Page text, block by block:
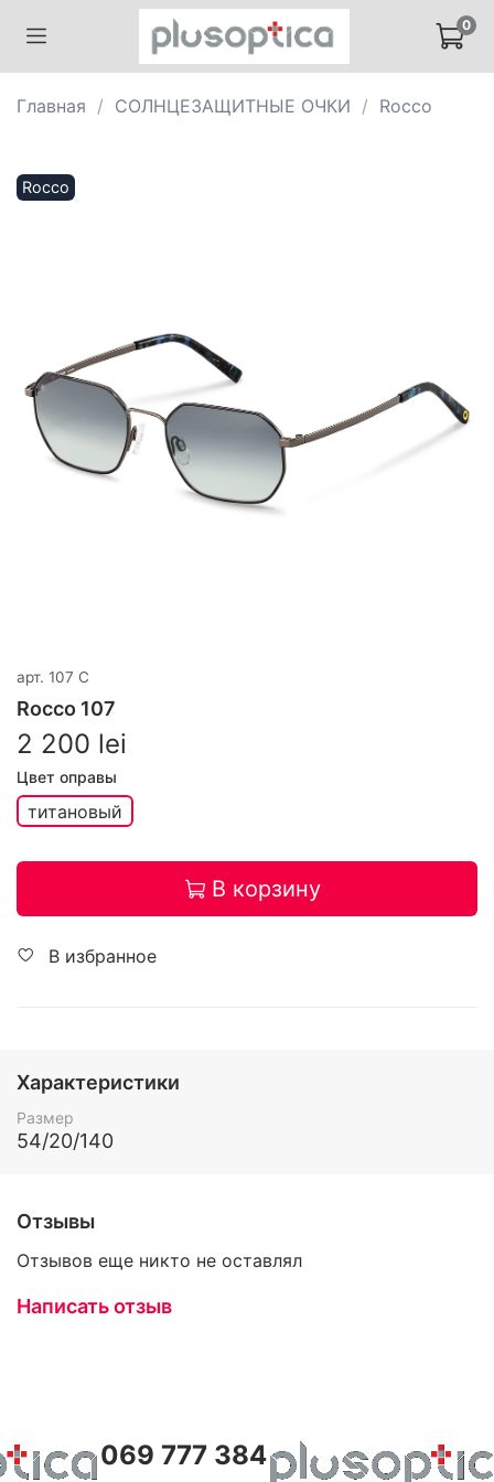
0
Главная СОЛНЦЕЗАЩИТНЫЕ ОЧКИ Rocco
Rocco
арт. 107 C
Rocco 107
2 200 lei
Цвет оправы
титановый
В корзину
В избранное
Характеристики
Размер
54/20/140
Отзывы
Отзывов еще никто не оставлял
Написать отзыв
069 777 384